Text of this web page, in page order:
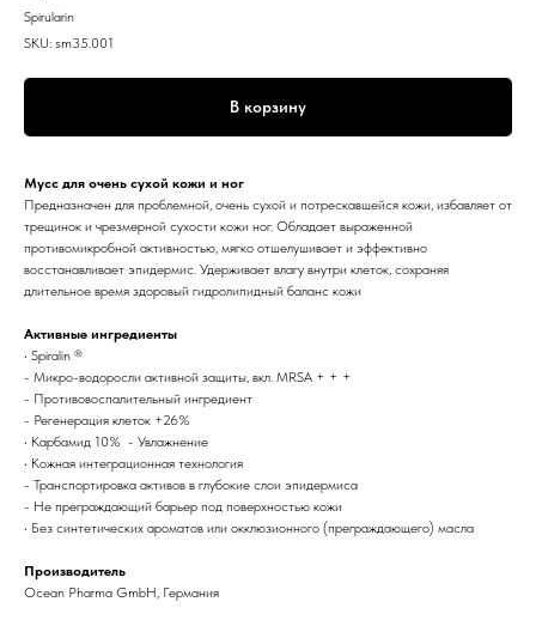
Spirularin
SKU: sm35.001
В корзину
Мусс для очень сухой кожи и ног
Предназначен для проблемной, очень сухой и потрескавшейся кожи, избавляет от
трещинок и чрезмерной сухости кожи ног. Обладает выраженной
противомикробной активностью, мягко отшелушивает и эффективно
восстанавливает эпидермис. Удерживает влагу внутри клеток, сохраняя
длительное время здоровый гидролипидный баланс кожи
Активные ингредиенты
• Spiralin ®
- Микро-водоросли активной защиты, вкл. MRSA + + +
- Противовоспалительный ингредиент
- Регенерация клеток +26%
• Карбамид 10% - Увлажнение
• Кожная интеграционная технология
- Транспортировка активов в глубокие слои эпидермиса
- Не преграждающий барьер под поверхностью кожи
• Без синтетических ароматов или окклюзионного (преграждающего) масла
Производитель
Ocean Pharma GmbH, Германия